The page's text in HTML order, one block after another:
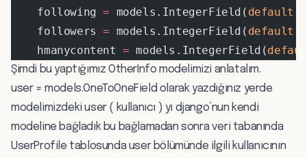
    following
= models.IntegerField( default
    followers
= models.IntegerField( default
    hmanycontent
= models.IntegerField(
Şimdi bu yaptığımız OtherInfo modelimizi anlatalım.
user = models.OneToOneField olarak yazdığınız yerde
modelimizdeki user ( kullanıcı ) yı django’nun kendi
modeline bağladık bu bağlamadan sonra veri tabanında
UserProfile tablosunda user bölümünde ilgili kullanıcının